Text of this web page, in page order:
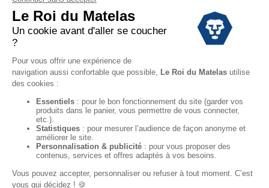
Conditions des offres
Black Friday
Destockage
Conditions Générales de vente magasin
Mentions Légales
Données personnelles
Codes promo Le Roi du Matelas